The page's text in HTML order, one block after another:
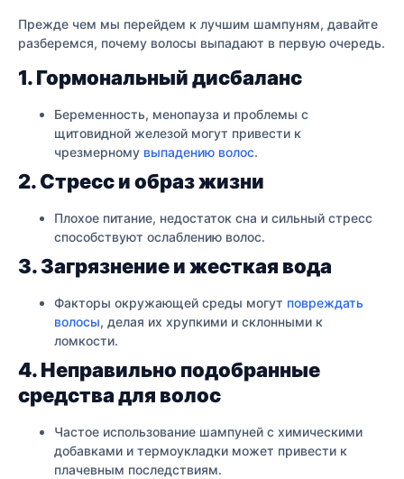
Прежде чем мы перейдем к лучшим шампуням, давайте
разберемся, почему волосы выпадают в первую очередь.
1. Гормональный дисбаланс
Беременность, менопауза и проблемы с
щитовидной железой могут привести к
чрезмерному выпадению волос.
2. Стресс и образ жизни
Плохое питание, недостаток сна и сильный стресс
способствуют ослаблению волос.
3. Загрязнение и жесткая вода
Факторы окружающей среды могут повреждать
волосы, делая их хрупкими и склонными к
ломкости.
4. Неправильно подобранные
средства для волос
Частое использование шампуней с химическими
добавками и термоукладки может привести к
плачевным последствиям.